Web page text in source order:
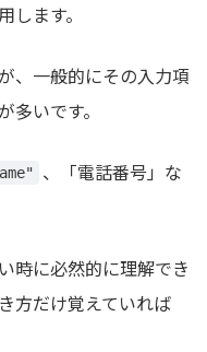
ます。
、一般的にその入力項
いです。
、「電話番号」な
時に必然的に理解でき
方だけ覚えていれば